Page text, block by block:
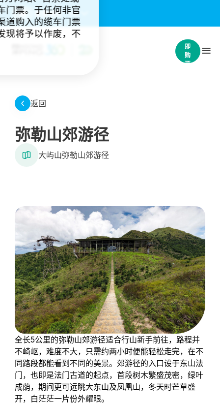
重要通知：(4)
立
即
购
票
门票。于任何非官
道购入的缆车门票
现将予以作废，不
返回
弥勒山郊游径
大屿山弥勒山郊游径
全长5公里的弥勒山郊游径适合行山新手前往，路程并
不崎岖，难度不大，只需约两小时便能轻松走完，在不
同路段都能看到不同的美景。郊游径的入口设于东山法
门，也即是法门古道的起点，首段树木繁盛茂密，绿叶
成荫，期间更可远眺大东山及凤凰山，冬天时芒草盛
开，白茫茫一片份外耀眼。